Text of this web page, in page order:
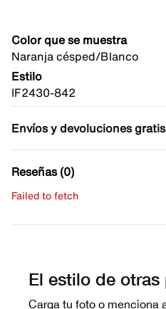
Color que se muestra
Naranja césped/Blanco
Estilo
IF2430-842
Envíos y devoluciones gratis
Reseñas (0)
Failed to fetch